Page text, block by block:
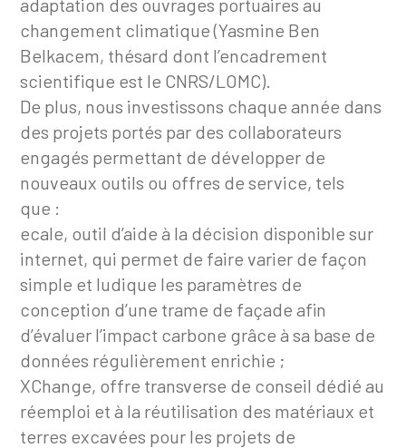
adaptation des ouvrages portuaires au
changement climatique (Yasmine Ben
Belkacem, thésard dont l’encadrement
scientifique est le CNRS/LOMC).
De plus, nous investissons chaque année dans
des projets portés par des collaborateurs
engagés permettant de développer de
nouveaux outils ou offres de service, tels
que :
ecale, outil d’aide à la décision disponible sur
internet, qui permet de faire varier de façon
simple et ludique les paramètres de
conception d’une trame de façade afin
d’évaluer l’impact carbone grâce à sa base de
données régulièrement enrichie ;
XChange, offre transverse de conseil dédié au
réemploi et à la réutilisation des matériaux et
terres excavées pour les projets de